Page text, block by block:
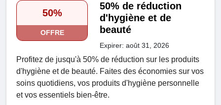
50%
OFFRE
50% de réduction
d'hygiène et de
beauté
Expirer: août 31, 2026
Profitez de jusqu'à 50% de réduction sur les produits
d'hygiène et de beauté. Faites des économies sur vos
soins quotidiens, vos produits d'hygiène personnelle
et vos essentiels bien-être.